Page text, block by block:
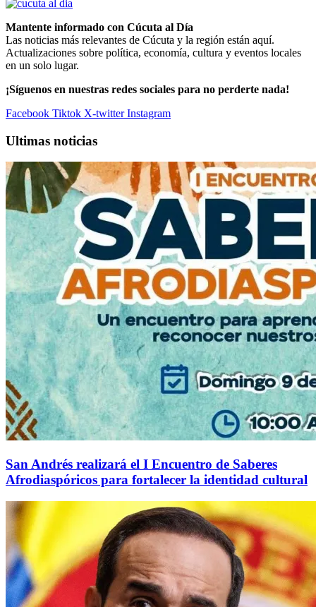
Mantente informado con Cúcuta al Día
Las noticias más relevantes de Cúcuta y la región están aquí.
Actualizaciones sobre política, economía, cultura y eventos locales
en un solo lugar.
¡Síguenos en nuestras redes sociales para no perderte nada!
Facebook Tiktok X-twitter Instagram
Ultimas noticias
San Andrés realizará el I Encuentro de Saberes
Afrodiaspóricos para fortalecer la identidad cultural